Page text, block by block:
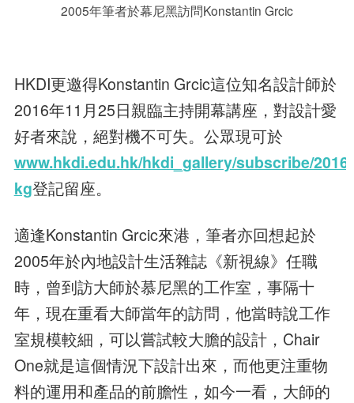
2005年筆者於幕尼黑訪問Konstantin Grcic
HKDI更邀得Konstantin Grcic這位知名設計師於
2016年11月25日親臨主持開幕講座，對設計愛
好者來說，絕對機不可失。公眾現可於
www.hkdi.edu.hk/hkdi_gallery/subscribe/2016-
kg登記留座。
適逢Konstantin Grcic來港，筆者亦回想起於
2005年於內地設計生活雜誌《新視線》任職
時，曾到訪大師於慕尼黑的工作室，事隔十
年，現在重看大師當年的訪問，他當時說工作
室規模較細，可以嘗試較大膽的設計，Chair
One就是這個情況下設計出來，而他更注重物
料的運用和產品的前膽性，如今一看，大師的